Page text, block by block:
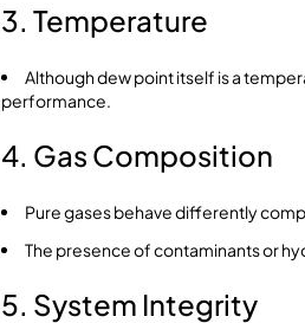
3. Temperature
Although dew point itself is a
performance.
4. Gas Composition
Pure gases behave differently
The presence of contaminants or
5. System Integrity